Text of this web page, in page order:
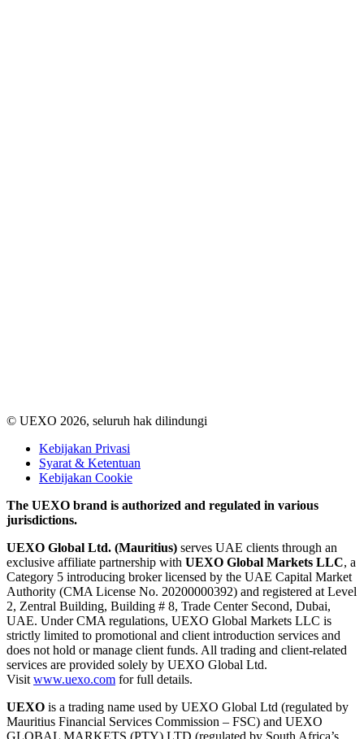
© UEXO 2026, seluruh hak dilindungi
Kebijakan Privasi
Syarat & Ketentuan
Kebijakan Cookie
The UEXO brand is authorized and regulated in various
jurisdictions.
UEXO Global Ltd. (Mauritius) serves UAE clients through an
exclusive affiliate partnership with UEXO Global Markets LLC, a
Category 5 introducing broker licensed by the UAE Capital Market
Authority (CMA License No. 20200000392) and registered at Level
2, Zentral Building, Building # 8, Trade Center Second, Dubai,
UAE. Under CMA regulations, UEXO Global Markets LLC is
strictly limited to promotional and client introduction services and
does not hold or manage client funds. All trading and client-related
services are provided solely by UEXO Global Ltd.
Visit www.uexo.com for full details.
UEXO is a trading name used by UEXO Global Ltd (regulated by
Mauritius Financial Services Commission – FSC) and UEXO